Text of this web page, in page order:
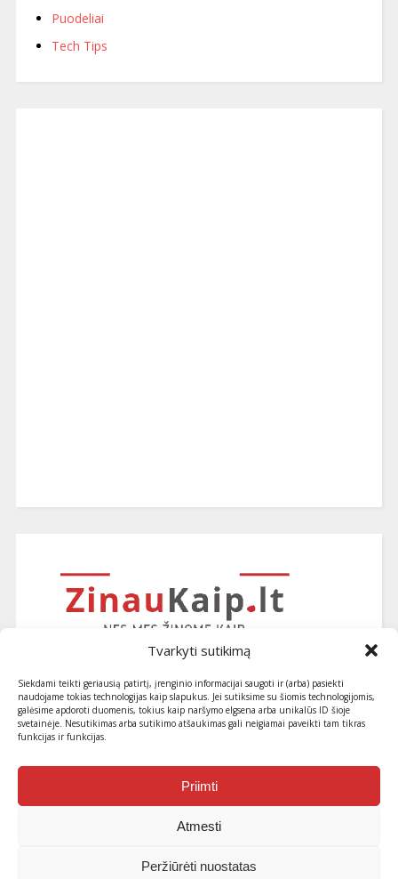
Tvarkyti sutikimą
Siekdami teikti geriausią patirtį, įrenginio informacijai saugoti ir (arba) pasiekti
naudojame tokias technologijas kaip slapukus. Jei sutiksime su šiomis technologijomis,
galėsime apdoroti duomenis, tokius kaip naršymo elgsena arba unikalūs ID šioje
svetainėje. Nesutikimas arba sutikimo atšaukimas gali neigiamai paveikti tam tikras
funkcijas ir funkcijas.
Priimti
Atmesti
Peržiūrėti nuostatas
Puodeliai
Tech Tips
Užsiprenumeruokite naujausius
straipsnius ir patarimus